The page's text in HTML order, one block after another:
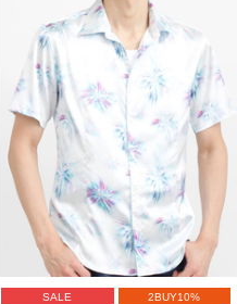
SALE 2BUY10%